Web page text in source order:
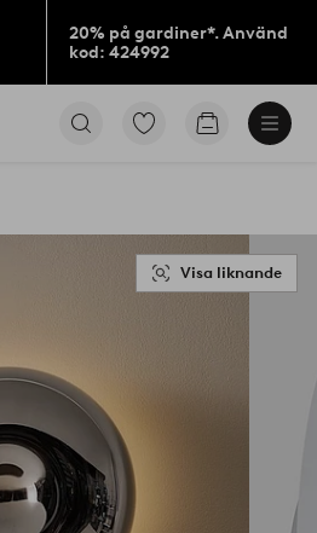
20% på gardiner*. Använd
kod: 424992
Gå
Gå
Visa liknande